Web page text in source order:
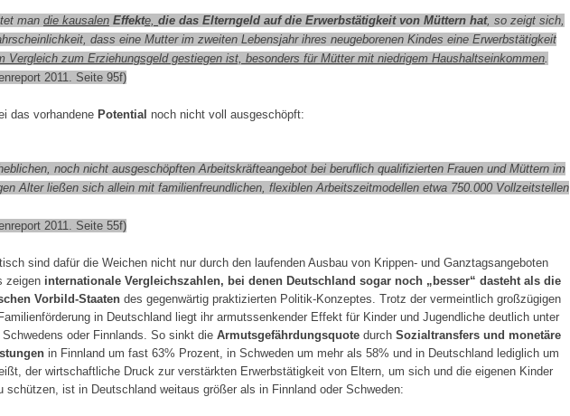
man die kausalen Effekte, die das Elterngeld auf die Erwerbstätigkeit von Müttern hat, so zeigt sich,
dass eine Mutter im zweiten Lebensjahr ihres neugeborenen Kindes eine Erwerbstätigkeit
Vergleich zum Erziehungsgeld gestiegen ist, besonders für Mütter mit niedrigem Haushaltseinkommen.
2011. Seite 95f)
das vorhandene Potential noch nicht voll ausgeschöpft:
noch nicht ausgeschöpften Arbeitskräfteangebot bei beruflich qualifizierten Frauen und Müttern im
Alter ließen sich allein mit familienfreundlichen, flexiblen Arbeitszeitmodellen etwa 750.000 Vollzeitstellen
2011. Seite 55f)
sind dafür die Weichen nicht nur durch den laufenden Ausbau von Krippen- und Ganztagsangeboten
zeigen internationale Vergleichszahlen, bei denen Deutschland sogar noch „besser“ dasteht als die
Vorbild-Staaten des gegenwärtig praktizierten Politik-Konzeptes. Trotz der vermeintlich großzügigen
in Deutschland liegt ihr armutssenkender Effekt für Kinder und Jugendliche deutlich unter
oder Finnlands. So sinkt die Armutsgefährdungsquote durch Sozialtransfers und monetäre
in Finnland um fast 63% Prozent, in Schweden um mehr als 58% und in Deutschland lediglich um
der wirtschaftliche Druck zur verstärkten Erwerbstätigkeit von Eltern, um sich und die eigenen Kinder
schützen, ist in Deutschland weitaus größer als in Finnland oder Schweden: